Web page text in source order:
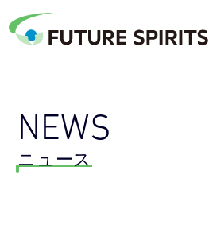
NEWS
ニュース